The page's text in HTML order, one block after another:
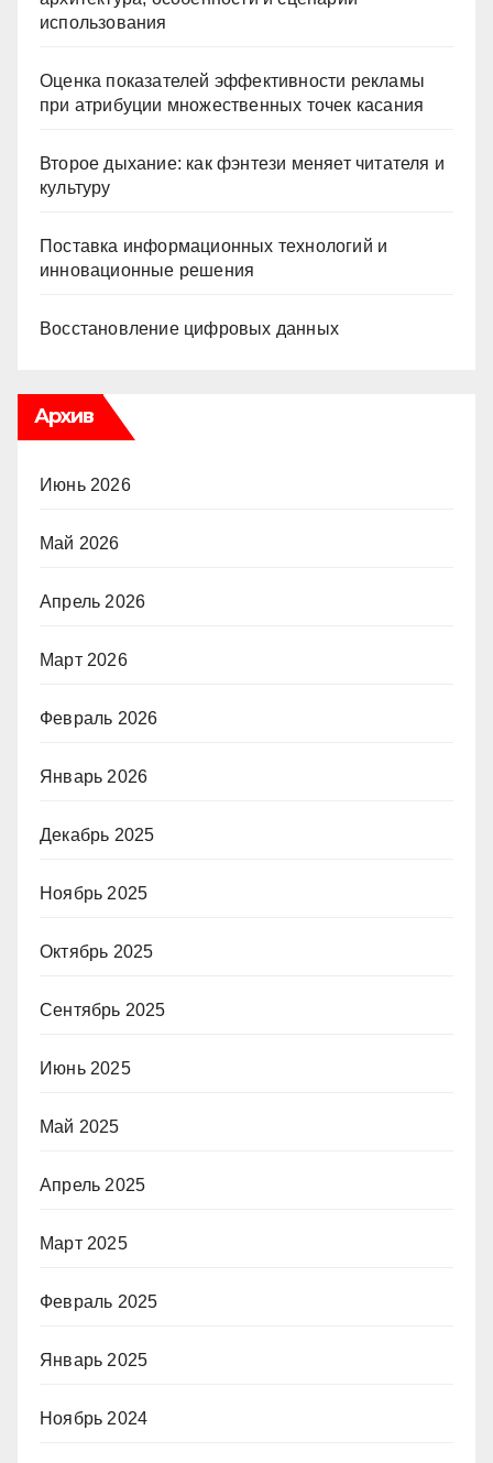
использования
Оценка показателей эффективности рекламы
при атрибуции множественных точек касания
Второе дыхание: как фэнтези меняет читателя и
культуру
Поставка информационных технологий и
инновационные решения
Восстановление цифровых данных
Архив
Июнь 2026
Май 2026
Апрель 2026
Март 2026
Февраль 2026
Январь 2026
Декабрь 2025
Ноябрь 2025
Октябрь 2025
Сентябрь 2025
Июнь 2025
Май 2025
Апрель 2025
Март 2025
Февраль 2025
Январь 2025
Ноябрь 2024